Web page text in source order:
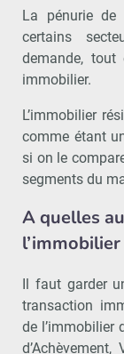
La pénurie de
certains
demande,
immobilier.
L’immobilier
comme étant
si on le
segments du
A quelles
Il faut garder
transaction
de l’immobilier